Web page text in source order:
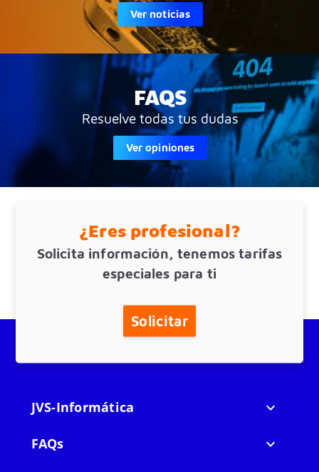
Ver noticias
FAQS
Resuelve todas tus dudas
Ver opiniones
¿Eres profesional?
Solicita información, tenemos tarifas
especiales para ti
Solicitar
JVS-Informática 
FAQs 